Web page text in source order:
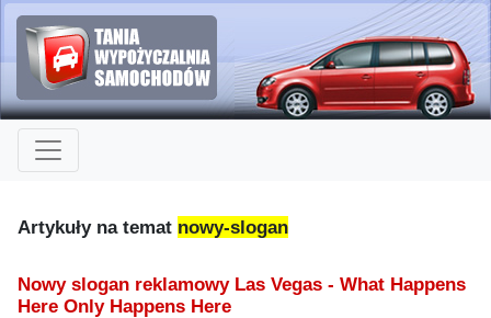
Artykuły na temat nowy-slogan
Nowy slogan reklamowy Las Vegas - What Happens
Here Only Happens Here